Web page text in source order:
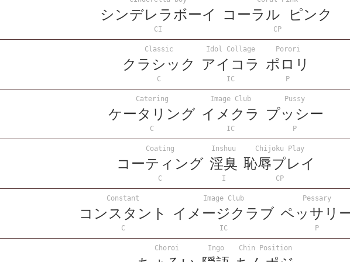
シンデレラボーイ コーラル ピンク
CI CP
Classic Idol Collage Porori
クラシック アイコラ ポロリ
C IC P
Catering Image Club Pussy
ケータリング イメクラ プッシー
C IC P
Coating Inshuu Chijoku Play
コーティング 淫臭 恥辱プレイ
C I CP
Constant Image Club Pessary
コンスタント イメージクラブ ペッサリ
C IC P
Choroi Ingo Chin Position